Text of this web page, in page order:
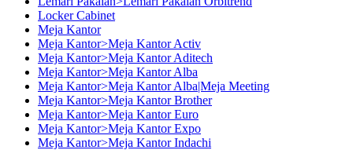
Locker Cabinet
Meja Kantor
Meja Kantor>Meja Kantor Activ
Meja Kantor>Meja Kantor Aditech
Meja Kantor>Meja Kantor Alba
Meja Kantor>Meja Kantor Alba|Meja Meeting
Meja Kantor>Meja Kantor Brother
Meja Kantor>Meja Kantor Euro
Meja Kantor>Meja Kantor Expo
Meja Kantor>Meja Kantor Indachi